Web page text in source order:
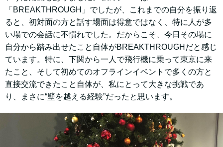
「BREAKTHROUGH」でしたが、これまでの自分を振り返
ると、初対面の方と話す場面は得意ではなく、特に人が多
い場での会話に不慣れでした。だからこそ、今日その場に
自分から踏み出せたこと自体がBREAKTHROUGHだと感じ
ています。特に、下関から一人で飛行機に乗って東京に来
たこと、そして初めてのオフラインイベントで多くの方と
直接交流できたこと自体が、私にとって大きな挑戦であ
り、まさに“壁を越える経験”だったと思います。